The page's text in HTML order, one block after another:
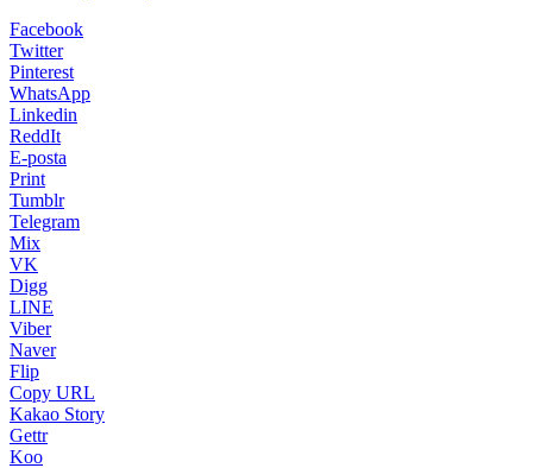
Facebook
Twitter
Pinterest
WhatsApp
Linkedin
ReddIt
E-posta
Print
Tumblr
Telegram
Mix
VK
Digg
LINE
Viber
Naver
Flip
Copy URL
Kakao Story
Gettr
Koo